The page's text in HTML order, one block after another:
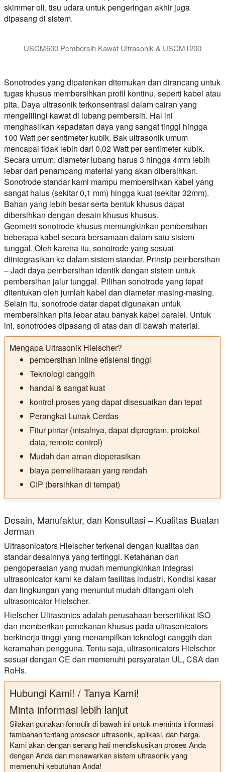
skimmer oli, tisu udara untuk pengeringan akhir juga
dipasang di sistem.
USCM600 Pembersih Kawat Ultrasonik & USCM1200
Sonotrodes yang dipatenkan ditemukan dan dirancang untuk
tugas khusus membersihkan profil kontinu, seperti kabel atau
pita. Daya ultrasonik terkonsentrasi dalam cairan yang
mengelilingi kawat di lubang pembersih. Hal ini
menghasilkan kepadatan daya yang sangat tinggi hingga
100 Watt per sentimeter kubik. Bak ultrasonik umum
mencapai tidak lebih dari 0,02 Watt per sentimeter kubik.
Secara umum, diameter lubang harus 3 hingga 4mm lebih
lebar dari penampang material yang akan dibersihkan.
Sonotrode standar kami mampu membersihkan kabel yang
sangat halus (sekitar 0,1 mm) hingga kuat (sekitar 32mm).
Bahan yang lebih besar serta bentuk khusus dapat
dibersihkan dengan desain khusus khusus.
Geometri sonotrode khusus memungkinkan pembersihan
beberapa kabel secara bersamaan dalam satu sistem
tunggal. Oleh karena itu, sonotrode yang sesuai
diintegrasikan ke dalam sistem standar. Prinsip pembersihan
– Jadi daya pembersihan identik dengan sistem untuk
pembersihan jalur tunggal. Pilihan sonotrode yang tepat
ditentukan oleh jumlah kabel dan diameter masing-masing.
Selain itu, sonotrode datar dapat digunakan untuk
membersihkan pita lebar atau banyak kabel paralel. Untuk
ini, sonotrodes dipasang di atas dan di bawah material.
Mengapa Ultrasonik Hielscher?
pembersihan inline efisiensi tinggi
Teknologi canggih
handal & sangat kuat
kontrol proses yang dapat disesuaikan dan tepat
Perangkat Lunak Cerdas
Fitur pintar (misalnya, dapat diprogram, protokol
data, remote control)
Mudah dan aman dioperasikan
biaya pemeliharaan yang rendah
CIP (bersihkan di tempat)
Desain, Manufaktur, dan Konsultasi – Kualitas Buatan
Jerman
Ultrasonicators Hielscher terkenal dengan kualitas dan
standar desainnya yang tertinggi. Ketahanan dan
pengoperasian yang mudah memungkinkan integrasi
ultrasonicator kami ke dalam fasilitas industri. Kondisi kasar
dan lingkungan yang menuntut mudah ditangani oleh
ultrasonicator Hielscher.
Hielscher Ultrasonics adalah perusahaan bersertifikat ISO
dan memberikan penekanan khusus pada ultrasonicators
berkinerja tinggi yang menampilkan teknologi canggih dan
keramahan pengguna. Tentu saja, ultrasonicators Hielscher
sesuai dengan CE dan memenuhi persyaratan UL, CSA dan
RoHs.
Hubungi Kami! / Tanya Kami!
Minta informasi lebih lanjut
Silakan gunakan formulir di bawah ini untuk meminta informasi
tambahan tentang prosesor ultrasonik, aplikasi, dan harga.
Kami akan dengan senang hati mendiskusikan proses Anda
dengan Anda dan menawarkan sistem ultrasonik yang
memenuhi kebutuhan Anda!